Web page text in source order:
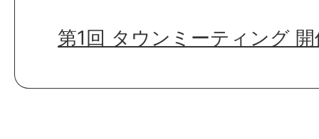
第1回 タウンミーティング